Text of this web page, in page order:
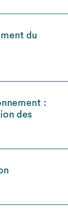
du
:
des